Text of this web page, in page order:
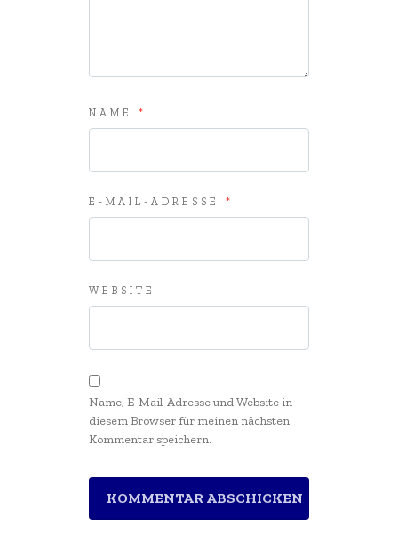
NAME *
E-MAIL-ADRESSE *
WEBSITE
Name, E-Mail-Adresse und Website in
diesem Browser für meinen nächsten
Kommentar speichern.